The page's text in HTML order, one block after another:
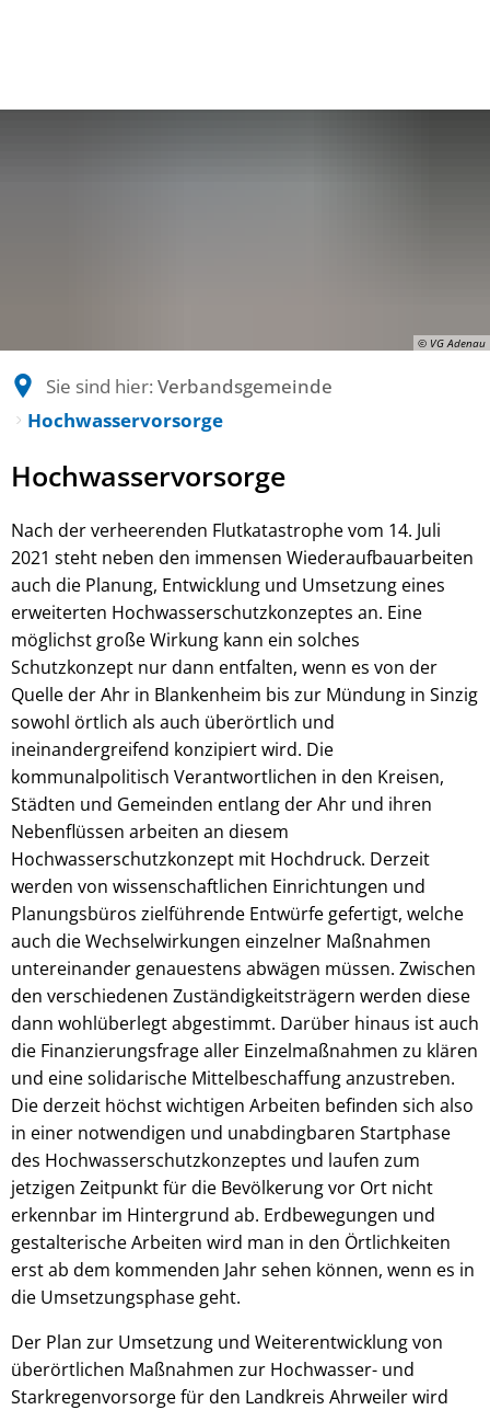
© VG Adenau
Sie sind hier: Verbandsgemeinde
Hochwasservorsorge
Hochwasservorsorge
Hochwasservorsorge
Nach der verheerenden Flutkatastrophe vom 14. Juli
2021 steht neben den immensen Wiederaufbauarbeiten
auch die Planung, Entwicklung und Umsetzung eines
erweiterten Hochwasserschutzkonzeptes an. Eine
möglichst große Wirkung kann ein solches
Schutzkonzept nur dann entfalten, wenn es von der
Quelle der Ahr in Blankenheim bis zur Mündung in Sinzig
sowohl örtlich als auch überörtlich und
ineinandergreifend konzipiert wird. Die
kommunalpolitisch Verantwortlichen in den Kreisen,
Städten und Gemeinden entlang der Ahr und ihren
Nebenflüssen arbeiten an diesem
Hochwasserschutzkonzept mit Hochdruck. Derzeit
werden von wissenschaftlichen Einrichtungen und
Planungsbüros zielführende Entwürfe gefertigt, welche
auch die Wechselwirkungen einzelner Maßnahmen
untereinander genauestens abwägen müssen. Zwischen
den verschiedenen Zuständigkeitsträgern werden diese
dann wohlüberlegt abgestimmt. Darüber hinaus ist auch
die Finanzierungsfrage aller Einzelmaßnahmen zu klären
und eine solidarische Mittelbeschaffung anzustreben.
Die derzeit höchst wichtigen Arbeiten befinden sich also
in einer notwendigen und unabdingbaren Startphase
des Hochwasserschutzkonzeptes und laufen zum
jetzigen Zeitpunkt für die Bevölkerung vor Ort nicht
erkennbar im Hintergrund ab. Erdbewegungen und
gestalterische Arbeiten wird man in den Örtlichkeiten
erst ab dem kommenden Jahr sehen können, wenn es in
die Umsetzungsphase geht.
Der Plan zur Umsetzung und Weiterentwicklung von
überörtlichen Maßnahmen zur Hochwasser- und
Starkregenvorsorge für den Landkreis Ahrweiler wird